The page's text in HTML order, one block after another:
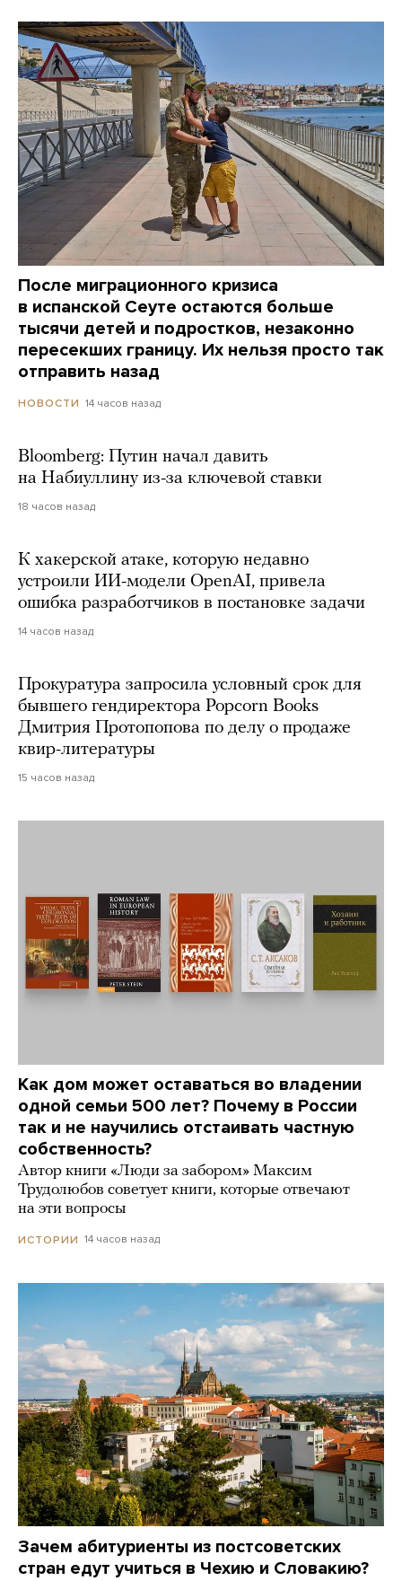
После миграционного кризиса
в испанской Сеуте остаются больше
тысячи детей и подростков, незаконно
пересекших границу. Их нельзя просто так
отправить назад
НОВОСТИ 14 часов назад
Bloomberg: Путин начал давить
на Набиуллину из-за ключевой ставки
18 часов назад
К хакерской атаке, которую недавно
устроили ИИ-модели OpenAI, привела
ошибка разработчиков в постановке задачи
14 часов назад
Прокуратура запросила условный срок для
бывшего гендиректора Popcorn Books
Дмитрия Протопопова по делу о продаже
квир-литературы
15 часов назад
Как дом может оставаться во владении
одной семьи 500 лет? Почему в России
так и не научились отстаивать частную
собственность?
Автор книги «Люди за забором» Максим
Трудолюбов советует книги, которые отвечают
на эти вопросы
ИСТОРИИ 14 часов назад
Зачем абитуриенты из постсоветских
стран едут учиться в Чехию и Словакию?